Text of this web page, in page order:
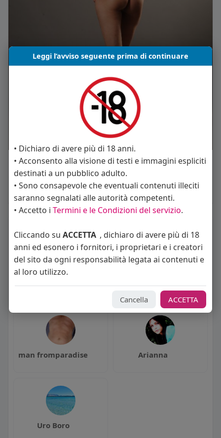
Mi piace Commento Condividi
Werewolves teorya
man fromparadise Arianna
Uro Boro
Leggi l’avviso seguente prima di continuare
• Dichiaro di avere più di 18 anni.
• Acconsento alla visione di testi e immagini espliciti
destinati a un pubblico adulto.
• Sono consapevole che eventuali contenuti illeciti
saranno segnalati alle autorità competenti.
• Accetto i Termini e le Condizioni del servizio.
Cliccando su ACCETTA , dichiaro di avere più di 18
anni ed esonero i fornitori, i proprietari e i creatori
del sito da ogni responsabilità legata ai contenuti e
al loro utilizzo.
Cancella ACCETTA